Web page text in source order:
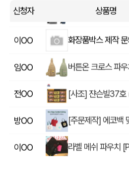
신청자 상품명
송OO
이OO 화장품박스 제작
임OO
전OO
방OO
이OO